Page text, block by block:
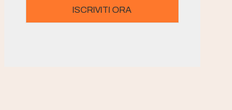
ISCRIVITI ORA